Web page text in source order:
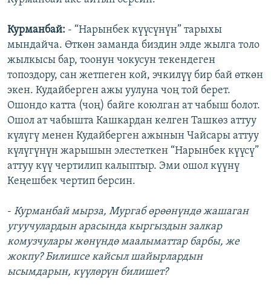
Курманбай: - “Нарынбек күүсүнүн” тарыхы
мындайча. Өткөн заманда биздин элде жылга толо
жылкысы бар, тоонун чокусун текендеген
топоздору, сан жетпеген кой, эчкилүү бир бай өткөн
экен. Кудайберген ажы уулуна чоң той берет.
Ошондо катта (чоң) байге коюлган ат чабыш болот.
Ошол ат чабышта Кашкардан келген Ташкөз аттуу
күлүгү менен Кудайберген ажынын Чайсары аттуу
күлүгүнүн жарышын элестеткен “Нарынбек күүсү”
аттуу күү чертилип калыптыр. Эми ошол күүнү
Кеңешбек чертип берсин.
- Курманбай мырза, Мургаб өрөөнүндө жашаган
угуучулардын арасында кыргыздын залкар
комузчулары жөнүндө маалыматтар барбы, же
жокпу? Билишсе кайсыл шайырлардын
ысымдарын, күүлөрүн билишет?